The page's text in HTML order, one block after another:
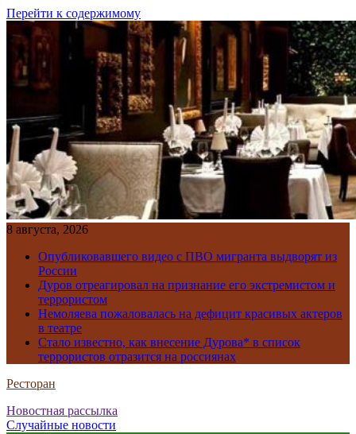
Перейти к содержимому
8 августа, 2026
Опубликовавшего видео с ПВО мигранта выдворят из
России
Дуров отреагировал на признание его экстремистом и
террористом
Немоляева пожаловалась на дефицит красивых актеров
в театре
Стало известно, как внесение Дурова* в список
террористов отразится на россиянах
Ресторан
Новостная рассылка
Случайные новости